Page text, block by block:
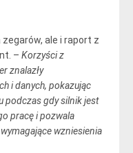
ale i raport z
– Korzyści z
znalazły
i danych, pokazując
podczas gdy silnik jest
pracę i pozwala
wzniesienia